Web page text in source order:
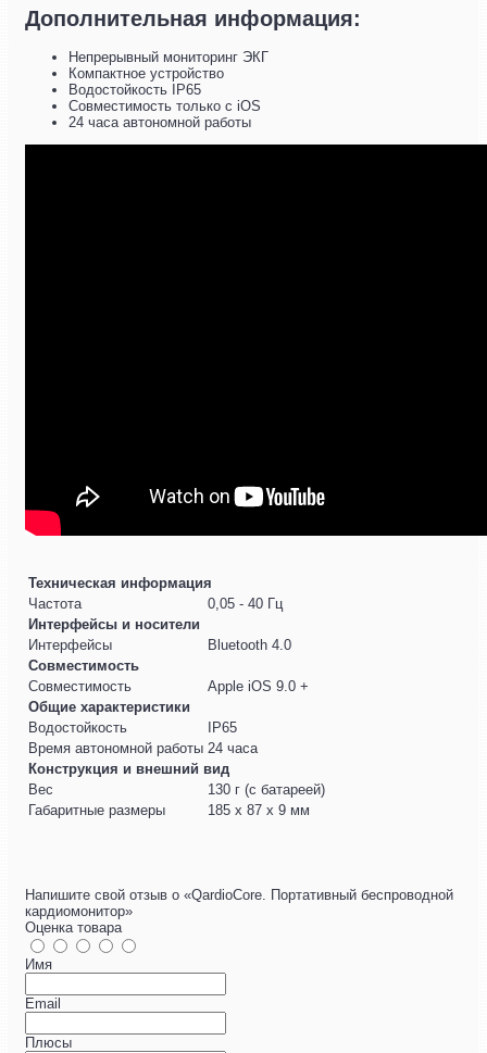
Дополнительная информация:
Непрерывный мониторинг ЭКГ
Компактное устройство
Водостойкость IP65
Совместимость только с iOS
24 часа автономной работы
Техническая информация
Частота
0,05 - 40 Гц
Интерфейсы и носители
Интерфейсы
Bluetooth 4.0
Совместимость
Совместимость
Apple iOS 9.0 +
Общие характеристики
Водостойкость
IP65
Время автономной работы 24 часа
Конструкция и внешний вид
Вес
130 г (с батареей)
Габаритные размеры
185 х 87 х 9 мм
Напишите свой отзыв о «QardioCore. Портативный беспроводной
кардиомонитор»
Оценка товара
Имя
Email
Плюсы